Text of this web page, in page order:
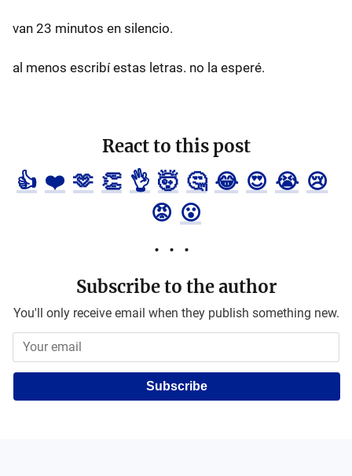
van 23 minutos en silencio.
al menos escribí estas letras. no la esperé.
React to this post
👍 ❤️ 🫶 👏 👌 🤯 🤔 😂 😍 😭 😢
😡 😮
Subscribe to the author
You'll only receive email when they publish something new.
Subscribe